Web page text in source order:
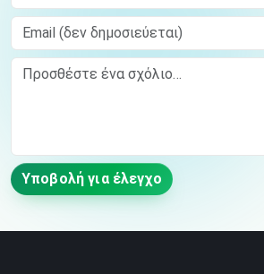
Email (δεν δημοσιεύεται)
Comment
Υποβολή για έλεγχο